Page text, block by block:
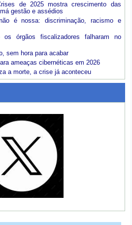
de 2025 mostra crescimento das
gestão e assédios
é nossa: discriminação, racismo e
órgãos fiscalizadores falharam no
sem hora para acabar
ameaças cibernéticas em 2026
a morte, a crise já aconteceu